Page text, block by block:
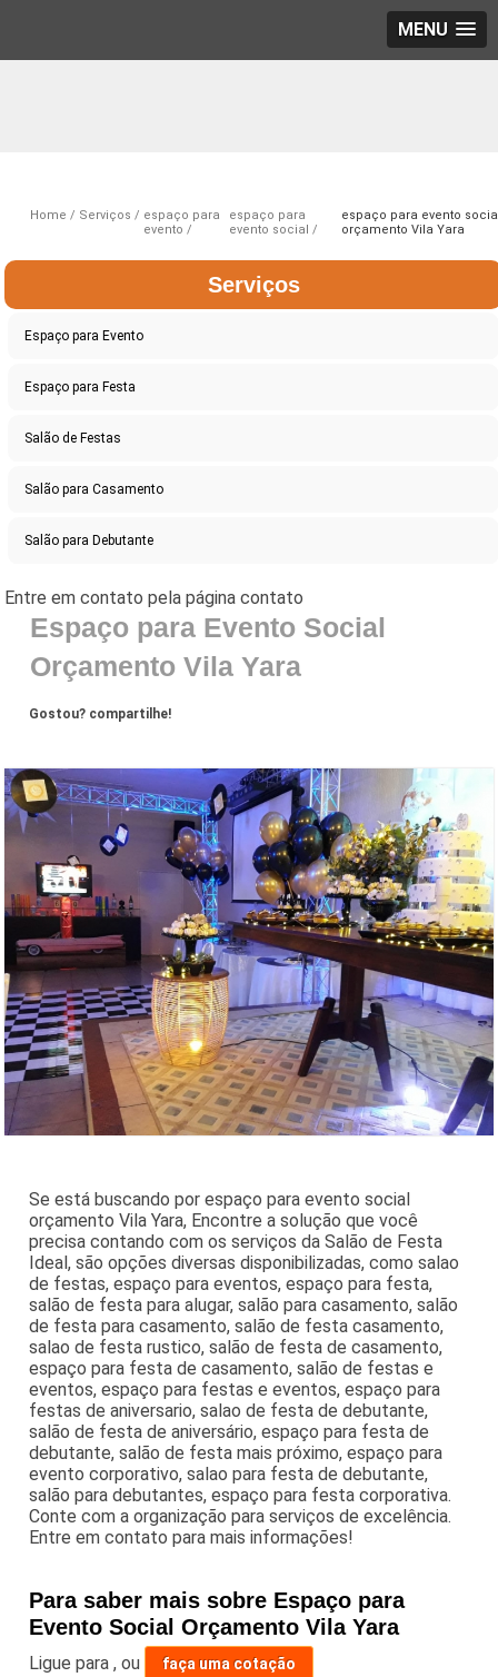
MENU
Home Serviços
espaço para
evento
espaço para
evento social
espaço para evento
orçamento Vila Yara
Serviços
Espaço para Evento
Espaço para Festa
Salão de Festas
Salão para Casamento
Salão para Debutante
Espaço para Evento Social
Orçamento Vila Yara
Gostou? compartilhe!
Se está buscando por espaço para evento social
orçamento Vila Yara, Encontre a solução que você
precisa contando com os serviços da Salão de Festa
Ideal, são opções diversas disponibilizadas, como salao
de festas, espaço para eventos, espaço para festa,
salão de festa para alugar, salão para casamento, salão
de festa para casamento, salão de festa casamento,
salao de festa rustico, salão de festa de casamento,
espaço para festa de casamento, salão de festas e
eventos, espaço para festas e eventos, espaço para
festas de aniversario, salao de festa de debutante,
salão de festa de aniversário, espaço para festa de
debutante, salão de festa mais próximo, espaço para
evento corporativo, salao para festa de debutante,
salão para debutantes, espaço para festa corporativa.
Conte com a organização para serviços de excelência.
Entre em contato para mais informações!
Para saber mais sobre Espaço para
Evento Social Orçamento Vila Yara
Ligue para,ou faça uma cotação